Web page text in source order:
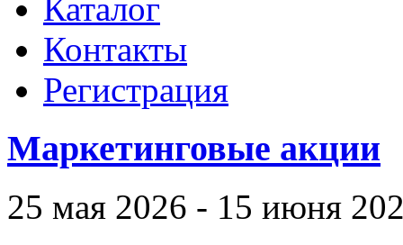
Каталог
Контакты
Регистрация
Маркетинговые акции
25 мая 2026 - 15 июня